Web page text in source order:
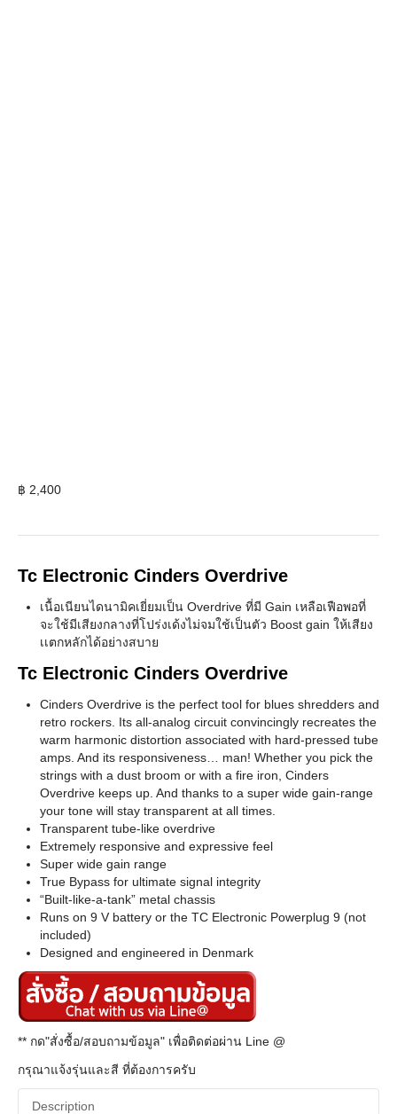
฿ 2,400
Tc Electronic Cinders Overdrive
เนื้อเนียนไดนามิคเยี่ยมเป็น Overdrive ที่มี Gain เหลือเฟือพอที่
จะใช้มีเสียงกลางที่โปร่งเด้งไม่จมใช้เป็นตัว Boost gain ให้เสียง
เเตกหลักได้อย่างสบาย
Tc Electronic Cinders Overdrive
Cinders Overdrive is the perfect tool for blues shredders and
retro rockers. Its all-analog circuit convincingly recreates the
warm harmonic distortion associated with hard-pressed tube
amps. And its responsiveness… man! Whether you pick the
strings with a dust broom or with a fire iron, Cinders
Overdrive keeps up. And thanks to a super wide gain-range
your tone will stay transparent at all times.
Transparent tube-like overdrive
Extremely responsive and expressive feel
Super wide gain range
True Bypass for ultimate signal integrity
“Built-like-a-tank” metal chassis
Runs on 9 V battery or the TC Electronic Powerplug 9 (not
included)
Designed and engineered in Denmark
** กด"สั่งซื้อ/สอบถามข้อมูล" เพื่อติดต่อผ่าน Line @
กรุณาแจ้งรุ่นและสี ที่ต้องการครับ
Description